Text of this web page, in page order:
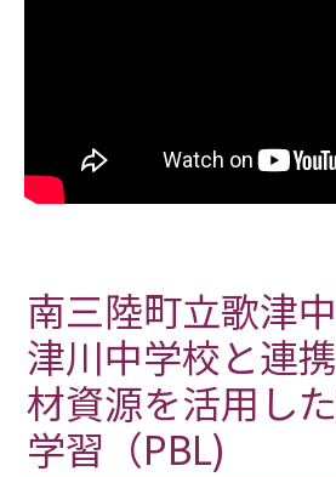
南三陸町立歌津
津川中学校と連
材資源を活用し
学習（PBL)